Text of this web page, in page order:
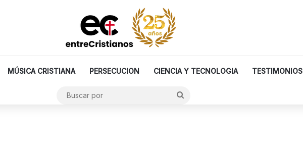
MÚSICA CRISTIANA PERSECUCION CIENCIA Y TECNOLOGIA TESTIMONIOS